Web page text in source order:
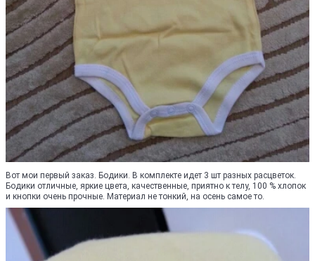
Вот мои первый заказ. Бодики. В комплекте идет 3 шт разных расцветок.
Бодики отличные, яркие цвета, качественные, приятно к телу, 100 % хлопок
и кнопки очень прочные. Материал не тонкий, на осень самое то.